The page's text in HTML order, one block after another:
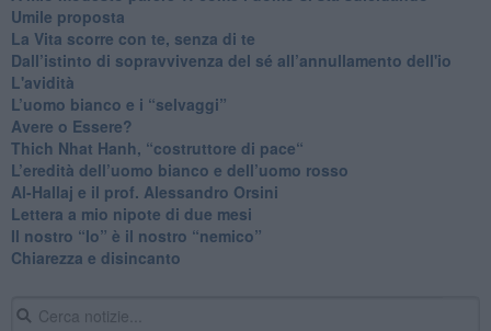
​Umile proposta
​La Vita scorre con te, senza di te
​Dall’istinto di sopravvivenza del sé all’annullamento dell'io
L'avidità
​L’uomo bianco e i “selvaggi”
​Avere o Essere?
​Thich Nhat Hanh, “costruttore di pace“
​L’eredità dell’uomo bianco e dell’uomo rosso
Al-Hallaj e il prof. Alessandro Orsini
​Lettera a mio nipote di due mesi
​Il nostro “Io” è il nostro “nemico”
​Chiarezza e disincanto